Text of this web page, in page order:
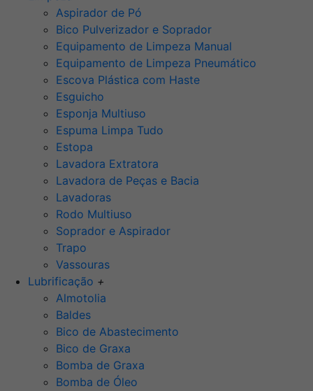
Aspirador de Pó
Bico Pulverizador e Soprador
Equipamento de Limpeza Manual
Equipamento de Limpeza Pneumático
Escova Plástica com Haste
Esguicho
Esponja Multiuso
Espuma Limpa Tudo
Estopa
Lavadora Extratora
Lavadora de Peças e Bacia
Lavadoras
Rodo Multiuso
Soprador e Aspirador
Trapo
Vassouras
Lubrificação +
Almotolia
Baldes
Bico de Abastecimento
Bico de Graxa
Bomba de Graxa
Bomba de Óleo